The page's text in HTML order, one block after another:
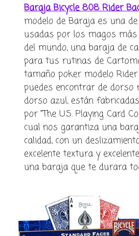
Baraja Bicycle 808 Rider
modelo de Baraja es una
usadas por los magos
del mundo, una baraja de
para tus rutinas de
tamaño poker modelo Rider
puedes encontrar de dorso
dorso azul, están
por “The U.S. Playing Card
cual nos garantiza una
calidad, con un
excelente textura y
una baraja que te durara